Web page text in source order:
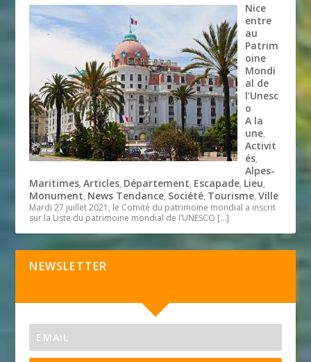
Nice
entre
au
Patrim
oine
Mondi
al de
l’Unesc
o
A la
une,
Activit
és,
Alpes-
Maritimes,Articles, Département, Escapade, Lieu,
Monument, News Tendance, Société, Tourisme,Ville
Mardi 27 juillet 2021, le Comité du patrimoine mondial a inscrit
sur la Liste du patrimoine mondial de l’UNESCO […]
NEWSLETTER